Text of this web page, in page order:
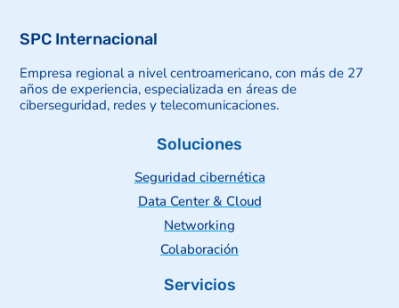
SPC Internacional
Empresa regional a nivel centroamericano, con más de 27
años de experiencia, especializada en áreas de
ciberseguridad, redes y telecomunicaciones.
Soluciones
Seguridad cibernética
Data Center & Cloud
Networking
Colaboración
Servicios